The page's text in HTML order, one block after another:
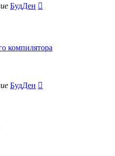
БудДен
компилятора
БудДен